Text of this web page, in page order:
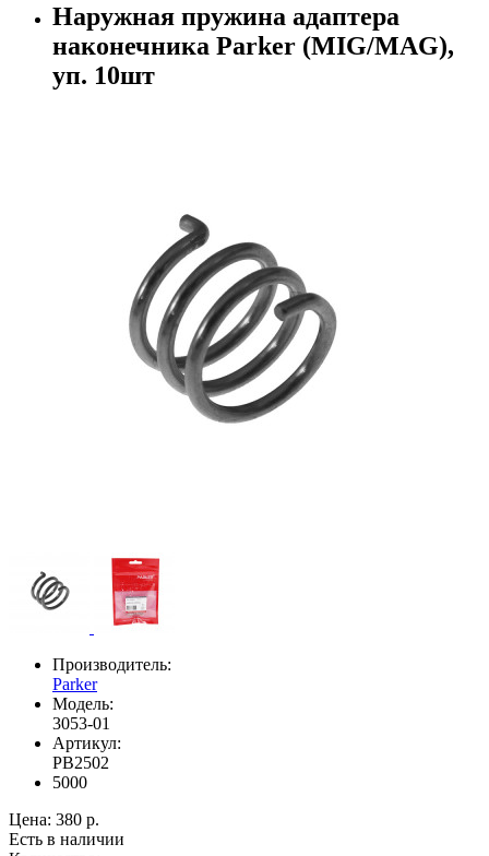
Наружная пружина адаптера
наконечника Parker (MIG/MAG),
уп. 10шт
Производитель:
Parker
Модель:
3053-01
Артикул:
PB2502
5000
Цена: 380 р.
Есть в наличии